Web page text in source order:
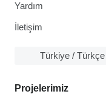
Yardım
İletişim
Türkiye / Türkçe
Projelerimiz